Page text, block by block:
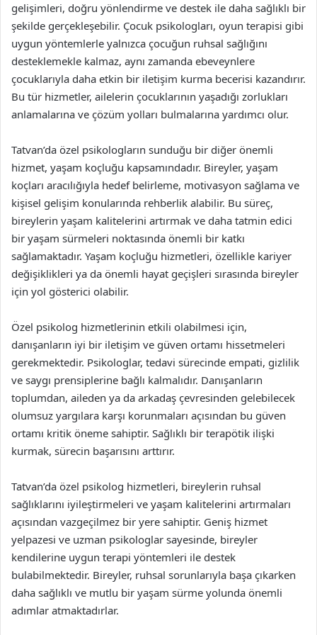
gelişimleri, doğru yönlendirme ve destek ile daha sağlıklı bir
şekilde gerçekleşebilir. Çocuk psikologları, oyun terapisi gibi
uygun yöntemlerle yalnızca çocuğun ruhsal sağlığını
desteklemekle kalmaz, aynı zamanda ebeveynlere
çocuklarıyla daha etkin bir iletişim kurma becerisi kazandırır.
Bu tür hizmetler, ailelerin çocuklarının yaşadığı zorlukları
anlamalarına ve çözüm yolları bulmalarına yardımcı olur.
Tatvan’da özel psikologların sunduğu bir diğer önemli
hizmet, yaşam koçluğu kapsamındadır. Bireyler, yaşam
koçları aracılığıyla hedef belirleme, motivasyon sağlama ve
kişisel gelişim konularında rehberlik alabilir. Bu süreç,
bireylerin yaşam kalitelerini artırmak ve daha tatmin edici
bir yaşam sürmeleri noktasında önemli bir katkı
sağlamaktadır. Yaşam koçluğu hizmetleri, özellikle kariyer
değişiklikleri ya da önemli hayat geçişleri sırasında bireyler
için yol gösterici olabilir.
Özel psikolog hizmetlerinin etkili olabilmesi için,
danışanların iyi bir iletişim ve güven ortamı hissetmeleri
gerekmektedir. Psikologlar, tedavi sürecinde empati, gizlilik
ve saygı prensiplerine bağlı kalmalıdır. Danışanların
toplumdan, aileden ya da arkadaş çevresinden gelebilecek
olumsuz yargılara karşı korunmaları açısından bu güven
ortamı kritik öneme sahiptir. Sağlıklı bir terapötik ilişki
kurmak, sürecin başarısını arttırır.
Tatvan’da özel psikolog hizmetleri, bireylerin ruhsal
sağlıklarını iyileştirmeleri ve yaşam kalitelerini artırmaları
açısından vazgeçilmez bir yere sahiptir. Geniş hizmet
yelpazesi ve uzman psikologlar sayesinde, bireyler
kendilerine uygun terapi yöntemleri ile destek
bulabilmektedir. Bireyler, ruhsal sorunlarıyla başa çıkarken
daha sağlıklı ve mutlu bir yaşam sürme yolunda önemli
adımlar atmaktadırlar.